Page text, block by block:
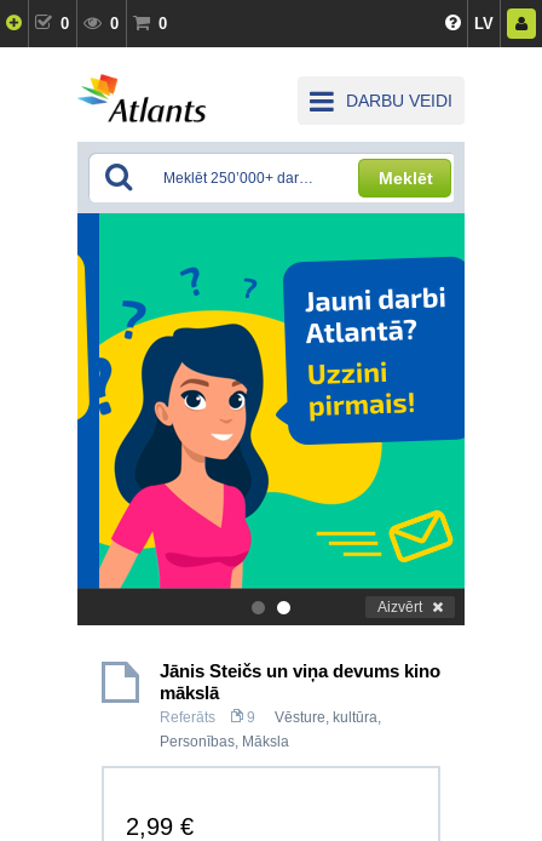
0 0 0 LV
DARBU VEIDI
Meklēt
. Aizvērt
Jānis Steičs un viņa devums kino
mākslā
Referāts 9 Vēsture, kultūra,
Personības, Māksla
2,99 €